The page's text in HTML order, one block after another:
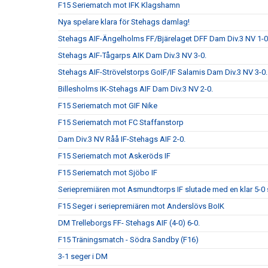
F15 Seriematch mot IFK Klagshamn
Nya spelare klara för Stehags damlag!
Stehags AIF-Ängelholms FF/Bjärelaget DFF Dam Div.3 NV 1-
Stehags AIF-Tågarps AIK Dam Div.3 NV 3-0.
Stehags AIF-Strövelstorps GoIF/IF Salamis Dam Div.3 NV 3-0.
Billesholms IK-Stehags AIF Dam Div.3 NV 2-0.
F15 Seriematch mot GIF Nike
F15 Seriematch mot FC Staffanstorp
Dam Div.3 NV Råå IF-Stehags AIF 2-0.
F15 Seriematch mot Askeröds IF
F15 Seriematch mot Sjöbo IF
Seriepremiären mot Asmundtorps IF slutade med en klar 5-0
F15 Seger i seriepremiären mot Anderslövs BoIK
DM Trelleborgs FF- Stehags AIF (4-0) 6-0.
F15 Träningsmatch - Södra Sandby (F16)
3-1 seger i DM